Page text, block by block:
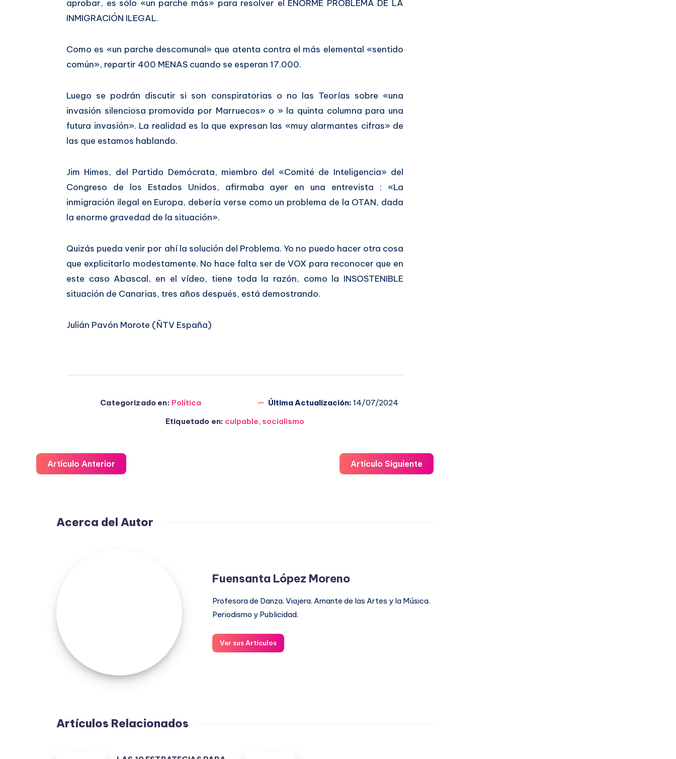
aprobar, es sólo «un parche más» para resolver el ENORME PROBLEMA DE LA
INMIGRACIÓN ILEGAL.
Como es «un parche descomunal» que atenta contra el más elemental «sentido
común», repartir 400 MENAS cuando se esperan 17.000.
Luego se podrán discutir si son conspiratorias o no las Teorías sobre «una
invasión silenciosa promovida por Marruecos» o » la quinta columna para una
futura invasión». La realidad es la que expresan las «muy alarmantes cifras» de
las que estamos hablando.
Jim Himes, del Partido Demócrata, miembro del «Comité de Inteligencia» del
Congreso de los Estados Unidos, afirmaba ayer en una entrevista : «La
inmigración ilegal en Europa, debería verse como un problema de la OTAN, dada
la enorme gravedad de la situación».
Quizás pueda venir por ahí la solución del Problema. Yo no puedo hacer otra cosa
que explicitarlo modestamente. No hace falta ser de VOX para reconocer que en
este caso Abascal, en el vídeo, tiene toda la razón, como la INSOSTENIBLE
situación de Canarias, tres años después, está demostrando.
Julián Pavón Morote (ÑTV España)
Categorizado en: Política Última Actualización: 14/07/2024
Etiquetado en: culpable, socialismo
Artículo Anterior Artículo Siguiente
Acerca del Autor
Fuensanta López Moreno
Profesora de Danza. Viajera. Amante de las Artes y la Música.
Periodismo y Publicidad.
Ver sus Artículos
Artículos Relacionados